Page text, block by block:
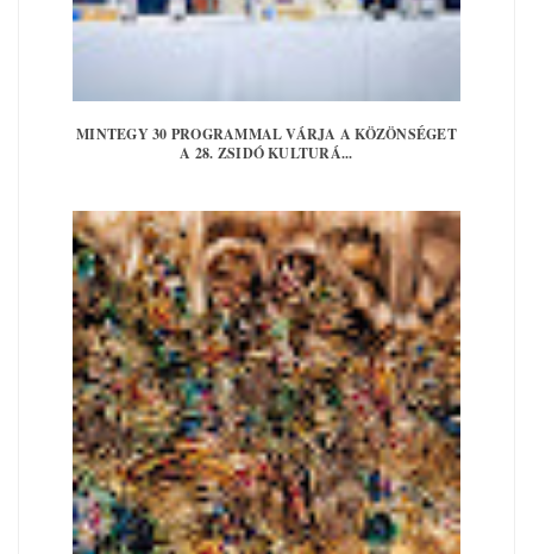
MINTEGY 30 PROGRAMMAL VÁRJA A KÖZÖNSÉGET
A 28. ZSIDÓ KULTURÁ...